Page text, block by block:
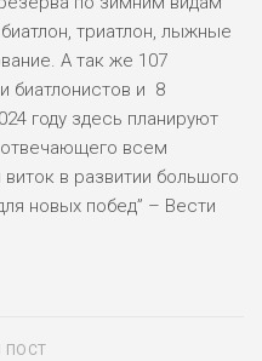
триатлон, лыжные
А так же 107
биатлонистов и 8
году здесь планируют
отвечающего всем
в развитии большого
новых побед” – Вести
ПОСТ